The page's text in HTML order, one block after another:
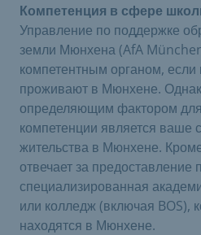
Компетенция в сфере
Управление по поддержке
земли Мюнхена (AfA
компетентным органом,
проживают в Мюнхене.
определяющим фактором
компетенции является ваше
жительства в Мюнхене.
отвечает за
специализированная
или колледж (включая BOS),
находятся в Мюнхене. ​